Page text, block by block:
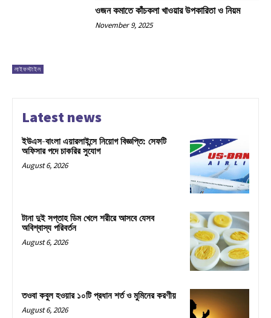
লাইফস্টাইল
ওজন কমাতে কাঁচকলা খাওয়ার উপকারিতা ও নিয়ম
November 9, 2025
Latest news
ইউএস-বাংলা এয়ারলাইন্সে নিয়োগ বিজ্ঞপ্তি: সেফটি
অফিসার পদে চাকরির সুযোগ
August 6, 2026
টানা দুই সপ্তাহ ডিম খেলে শরীরে আসবে যেসব
অবিশ্বাস্য পরিবর্তন
August 6, 2026
তওবা কবুল হওয়ার ১০টি প্রধান শর্ত ও মুমিনের করণীয়
August 6, 2026